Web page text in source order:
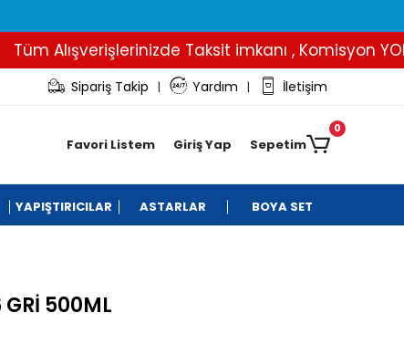
Alışverişlerinizde Taksit imkanı , Komisyon YOK..
Sipariş Takip | Yardım | İletişim
Favori Listem Giriş Yap Sepetim
0
YAPIŞTIRICILAR ASTARLAR BOYA SET
GRİ 500ML